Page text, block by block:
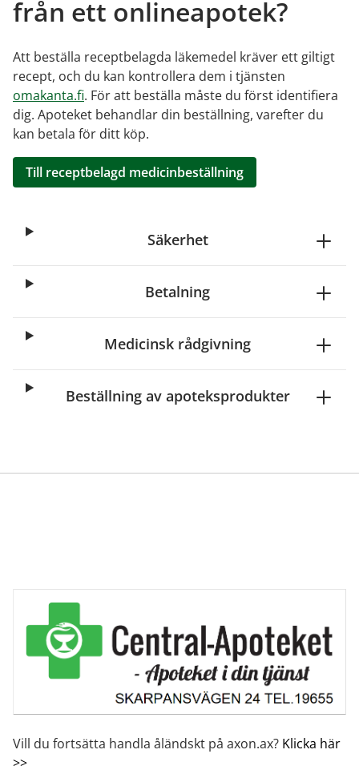
från ett onlineapotek?
Att beställa receptbelagda läkemedel kräver ett giltigt
recept, och du kan kontrollera dem i tjänsten
omakanta.fi. För att beställa måste du först identifiera
dig. Apoteket behandlar din beställning, varefter du
kan betala för ditt köp.
Till receptbelagd medicinbeställning
Säkerhet
Betalning
Medicinsk rådgivning
Beställning av apoteksprodukter
Vill du fortsätta handla åländskt på axon.ax? Klicka här
>>